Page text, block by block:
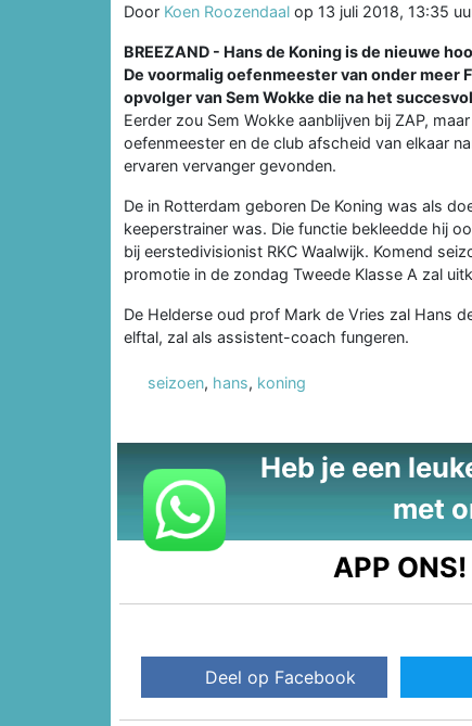
Door Koen Roozendaal op 13 juli 2018, 13:35
BREEZAND - Hans de Koning is de nieuwe
De voormalig oefenmeester van onder meer
opvolger van Sem Wokke die na het
Eerder zou Sem Wokke aanblijven bij ZAP,
oefenmeester en de club afscheid van elkaar
ervaren vervanger gevonden.
De in Rotterdam geboren De Koning was als
keeperstrainer was. Die functie bekleedde hij
bij eerstedivisionist RKC Waalwijk. Komend
promotie in de zondag Tweede Klasse A zal
De Helderse oud prof Mark de Vries zal Hans
elftal, zal als assistent-coach fungeren.
seizoen, hans, koning
Heb je een
met
APP ONS!
Deel op Facebook